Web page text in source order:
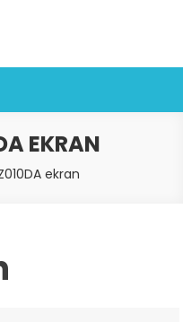
EKRAN
ekran